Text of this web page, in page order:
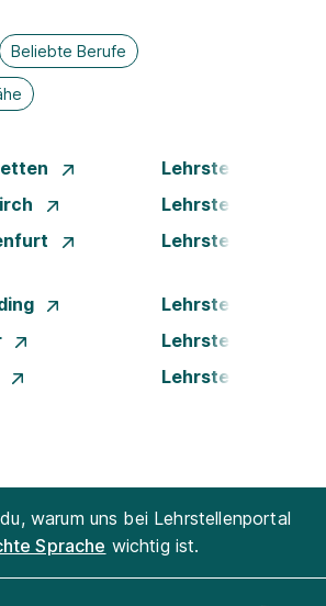
Beliebte Berufe
Lehrstellen
Lehrstellen Graz
Lehrstellen
Lehrstellen Linz
Lehrstellen Traun
Lehrstellen
warum uns bei Lehrstellenportal
Sprache wichtig ist.